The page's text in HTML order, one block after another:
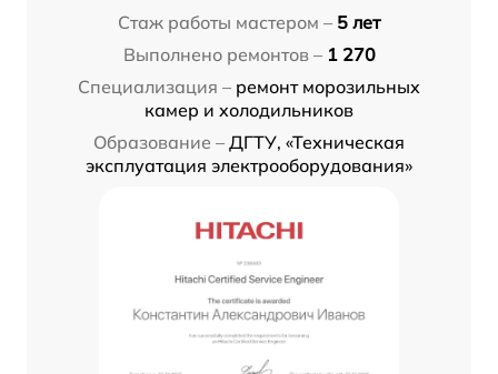
Стаж работы мастером – 5 лет
Выполнено ремонтов – 1 270
Специализация – ремонт морозильных
камер и холодильников
Образование – ДГТУ, «Техническая
эксплуатация электрооборудования»